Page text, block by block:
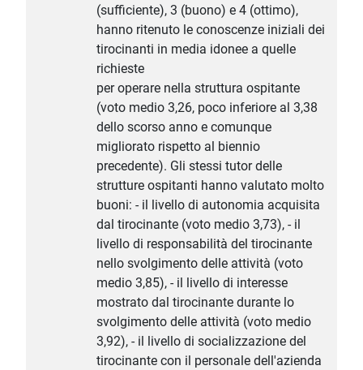
(sufficiente), 3 (buono) e 4 (ottimo),
hanno ritenuto le conoscenze iniziali dei
tirocinanti in media idonee a quelle
richieste
per operare nella struttura ospitante
(voto medio 3,26, poco inferiore al 3,38
dello scorso anno e comunque
migliorato rispetto al biennio
precedente). Gli stessi tutor delle
strutture ospitanti hanno valutato molto
buoni: - il livello di autonomia acquisita
dal tirocinante (voto medio 3,73), - il
livello di responsabilità del tirocinante
nello svolgimento delle attività (voto
medio 3,85), - il livello di interesse
mostrato dal tirocinante durante lo
svolgimento delle attività (voto medio
3,92), - il livello di socializzazione del
tirocinante con il personale dell'azienda